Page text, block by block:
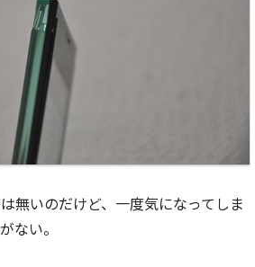
無いのだけど、一度気になってしま
ない。